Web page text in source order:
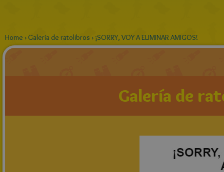
Home › Galería de ratolibros › ¡SORRY, VOY A ELIMINAR AMIGOS!
Galería de